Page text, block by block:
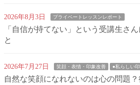
2026年8月3日 プライベートレッスンレポート
「自信が持てない」という受講生さ
と
2026年7月27日 笑顔・表情・印象改善 ●私らしい
自然な笑顔になれないのは心の問題